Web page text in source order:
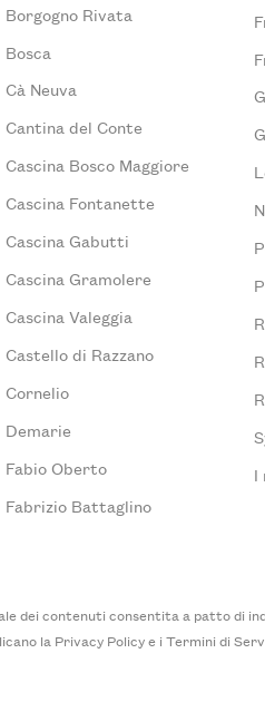
Borgogno Rivata
Bosca
Cà Neuva
Cantina del Conte
Cascina Bosco Maggiore
Cascina Fontanette
Cascina Gabutti
Cascina Gramolere
Cascina Valeggia
Castello di Razzano
Cornelio
Demarie
Fabio Oberto
Fabrizio Battaglino
I
dei contenuti consentita a patto di
la Privacy Policye iTermini di